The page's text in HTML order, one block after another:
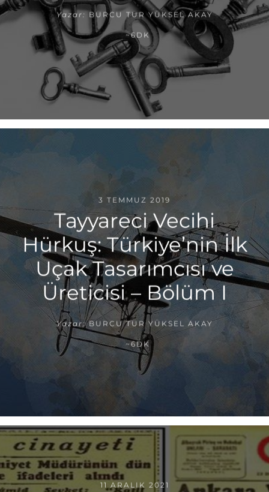
Yazar: BURCU TUR YÜKSEL AKAY
~6DK
3 TEMMUZ 2019
Tayyareci Vecihi
Hürkuş: Türkiye’nin İlk
Uçak Tasarımcısı ve
Üreticisi – Bölüm I
Yazar: BURCU TUR YÜKSEL AKAY
~6DK
11 ARALIK 2021